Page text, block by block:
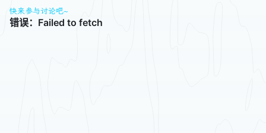
快来参与讨论吧~